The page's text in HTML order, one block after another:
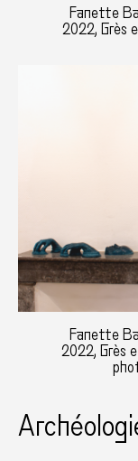
Fanette
2022, Grès
Fanette
2022, Grès